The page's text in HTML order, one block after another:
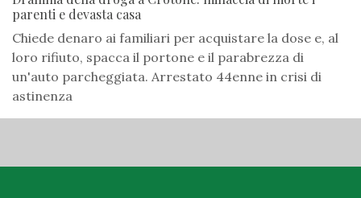
parenti e devasta casa
Chiede denaro ai familiari per acquistare la dose e, al
loro rifiuto, spacca il portone e il parabrezza di
un'auto parcheggiata. Arrestato 44enne in crisi di
astinenza